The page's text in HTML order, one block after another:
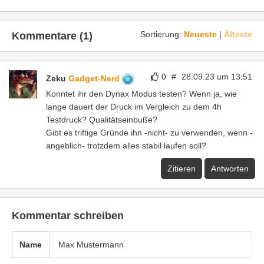
Sortierung: Neueste | Älteste
Kommentare (1)
0 # 28.09.23 um 13:51
Zeku Gadget-Nerd
Konntet ihr den Dynax Modus testen? Wenn ja, wie
lange dauert der Druck im Vergleich zu dem 4h
Testdruck? Qualitätseinbuße?
Gibt es triftige Gründe ihn -nicht- zu verwenden, wenn -
angeblich- trotzdem alles stabil laufen soll?
Zitieren Antworten
Kommentar schreiben
Name